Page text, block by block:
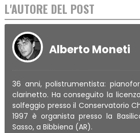
L'AUTORE DEL POST
Alberto Moneti
36 anni, polistrumentista:
clarinetto. Ha conseguito la
solfeggio presso il Conservatorio
1997 è organista presso la
Sasso, a Bibbiena (AR).